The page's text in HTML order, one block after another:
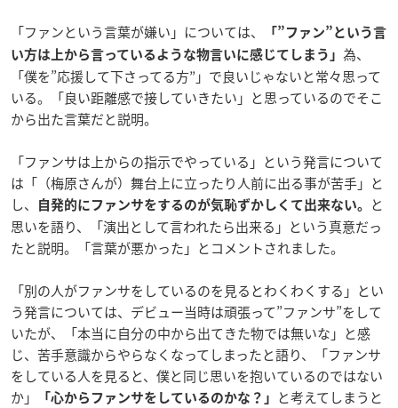
「ファンという言葉が嫌い」については、
「”ファン”という言
い方は上から言っているような物言いに感じてしまう」 為、
「僕を”応援して下さってる方”」で良いじゃないと常々思って
いる。「良い距離感で接していきたい」と思っているのでそこ
から出た言葉だと説明。
「ファンサは上からの指示でやっている」という発言について
は「（梅原さんが）舞台上に立ったり人前に出る事が苦手」と
し、
自発的にファンサをするのが気恥ずかしくて出来ない。
と
思いを語り、「演出として言われたら出来る」という真意だっ
たと説明。「言葉が悪かった」とコメントされました。
「別の人がファンサをしているのを見るとわくわくする」とい
う発言については、デビュー当時は頑張って”ファンサ”をして
いたが、「本当に自分の中から出てきた物では無いな」と感
じ、苦手意識からやらなくなってしまったと語り、「ファンサ
をしている人を見ると、僕と同じ思いを抱いているのではない
か」
「心からファンサをしているのかな？」
と考えてしまうと